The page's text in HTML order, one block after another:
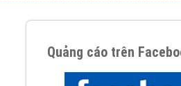
Quảng cáo trên